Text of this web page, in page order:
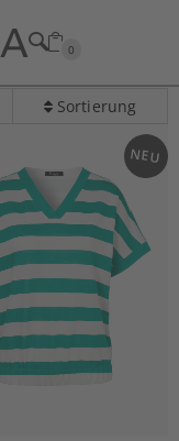
0
Sortierung
NEU